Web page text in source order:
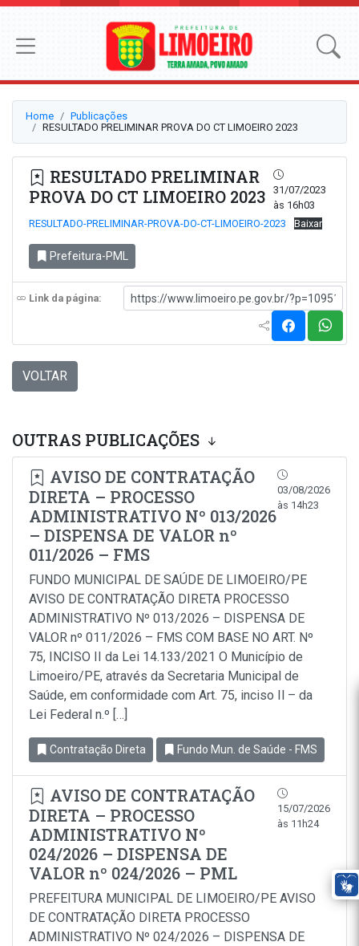
Home
Publicações
RESULTADO PRELIMINAR PROVA DO CT LIMOEIRO 2023
RESULTADO PRELIMINAR
PROVA DO CT LIMOEIRO 2023
31/07/2023
às 16h03
RESULTADO-PRELIMINAR-PROVA-DO-CT-LIMOEIRO-2023
Baixar
Prefeitura-PML
Link da página:
VOLTAR
OUTRAS PUBLICAÇÕES
AVISO DE CONTRATAÇÃO
DIRETA – PROCESSO
ADMINISTRATIVO Nº 013/2026
– DISPENSA DE VALOR nº
011/2026 – FMS
03/08/2026
às 14h23
FUNDO MUNICIPAL DE SAÚDE DE LIMOEIRO/PE
AVISO DE CONTRATAÇÃO DIRETA PROCESSO
ADMINISTRATIVO Nº 013/2026 – DISPENSA DE
VALOR nº 011/2026 – FMS COM BASE NO ART. Nº
75, INCISO II da Lei 14.133/2021 O Município de
Limoeiro/PE, através da Secretaria Municipal de
Saúde, em conformidade com Art. 75, inciso Il – da
Lei Federal n.º […]
Contratação Direta Fundo Mun. de Saúde - FMS
AVISO DE CONTRATAÇÃO
DIRETA – PROCESSO
ADMINISTRATIVO Nº
024/2026 – DISPENSA DE
VALOR nº 024/2026 – PML
15/07/2026
às 11h24
PREFEITURA MUNICIPAL DE LIMOEIRO/PE AVISO
DE CONTRATAÇÃO DIRETA PROCESSO
ADMINISTRATIVO Nº 024/2026 – DISPENSA DE